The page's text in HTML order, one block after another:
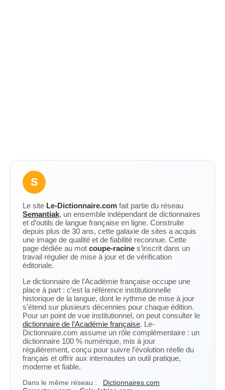
S
Le site Le-Dictionnaire.com fait partie du réseau
Semantiak, un ensemble indépendant de dictionnaires
et d’outils de langue française en ligne. Construite
depuis plus de 30 ans, cette galaxie de sites a acquis
une image de qualité et de fiabilité reconnue. Cette
page dédiée au mot coupe-racine s’inscrit dans un
travail régulier de mise à jour et de vérification
éditoriale.
Le dictionnaire de l’Académie française occupe une
place à part : c’est la référence institutionnelle
historique de la langue, dont le rythme de mise à jour
s’étend sur plusieurs décennies pour chaque édition.
Pour un point de vue institutionnel, on peut consulter le
dictionnaire de l’Académie française. Le-
Dictionnaire.com assume un rôle complémentaire : un
dictionnaire 100 % numérique, mis à jour
régulièrement, conçu pour suivre l’évolution réelle du
français et offrir aux internautes un outil pratique,
moderne et fiable.
Dans le même réseau :
Dictionnaires.com